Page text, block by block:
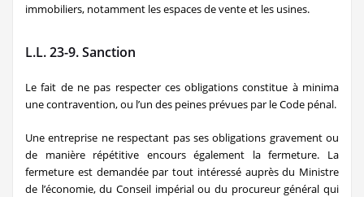
immobiliers, notamment les espaces de vente et les usines.
L.L. 23-9. Sanction
Le fait de ne pas respecter ces obligations constitue à minima
une contravention, ou l’un des peines prévues par le Code pénal.
Une entreprise ne respectant pas ses obligations gravement ou
de manière répétitive encours également la fermeture. La
fermeture est demandée par tout intéressé auprès du Ministre
de l’économie, du Conseil impérial ou du procureur général qui